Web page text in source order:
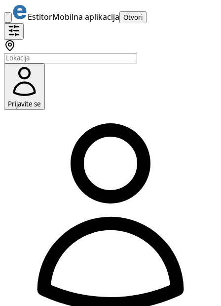
EstitorMobilna aplikacija Otvori
Prijavite se